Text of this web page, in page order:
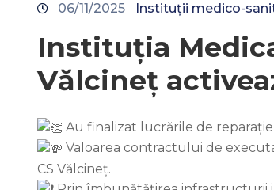
06/11/2025 Instituții medico-
Instituția
Vălcineț
Au finalizat lucrările de
Valoarea contractului de
CS Vălcineț.